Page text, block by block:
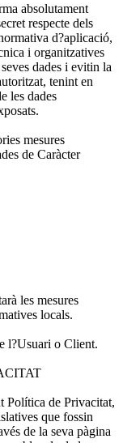
absolutament
respecte dels
d?aplicació,
i organitzatives
dades i evitin la
tenint en
les dades
mesures
de Caràcter
les mesures
locals.
l?Usuari o Client.
Política de Privacitat,
que fossin
de la seva pàgina